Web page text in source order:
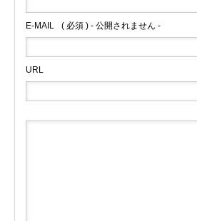
E-MAIL ( 必須 ) - 公開されません -
URL